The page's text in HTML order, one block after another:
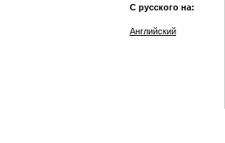
С русского на:
Английский